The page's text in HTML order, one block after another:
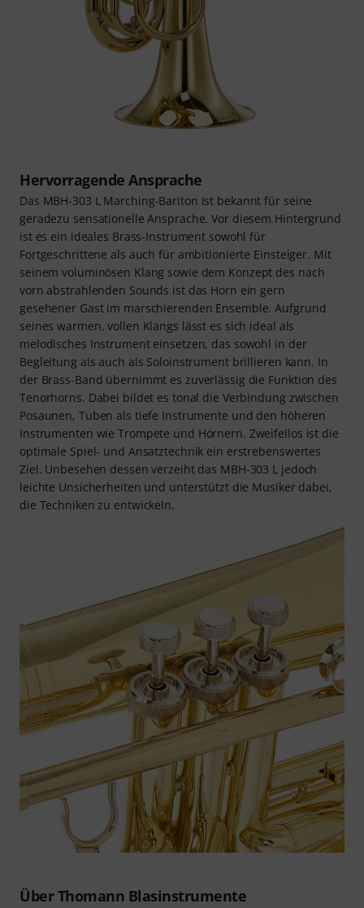
Hervorragende Ansprache
Das MBH-303 L Marching-Bariton ist bekannt für seine
geradezu sensationelle Ansprache. Vor diesem Hintergrund
ist es ein ideales Brass-Instrument sowohl für
Fortgeschrittene als auch für ambitionierte Einsteiger. Mit
seinem voluminösen Klang sowie dem Konzept des nach
vorn abstrahlenden Sounds ist das Horn ein gern
gesehener Gast im marschierenden Ensemble. Aufgrund
seines warmen, vollen Klangs lässt es sich ideal als
melodisches Instrument einsetzen, das sowohl in der
Begleitung als auch als Soloinstrument brillieren kann. In
der Brass-Band übernimmt es zuverlässig die Funktion des
Tenorhorns. Dabei bildet es tonal die Verbindung zwischen
Posaunen, Tuben als tiefe Instrumente und den höheren
Instrumenten wie Trompete und Hörnern. Zweifellos ist die
optimale Spiel- und Ansatztechnik ein erstrebenswertes
Ziel. Unbesehen dessen verzeiht das MBH-303 L jedoch
leichte Unsicherheiten und unterstützt die Musiker dabei,
die Techniken zu entwickeln.
Über Thomann Blasinstrumente